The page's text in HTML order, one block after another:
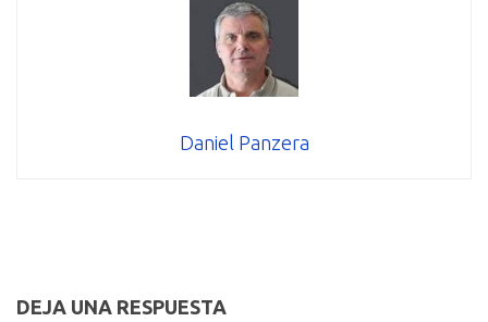
Daniel Panzera
DEJA UNA RESPUESTA